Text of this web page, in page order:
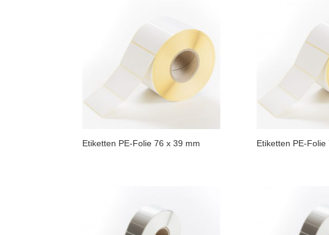
Etiketten PE-Folie 76 x 39 mm Etiketten PE-Folie